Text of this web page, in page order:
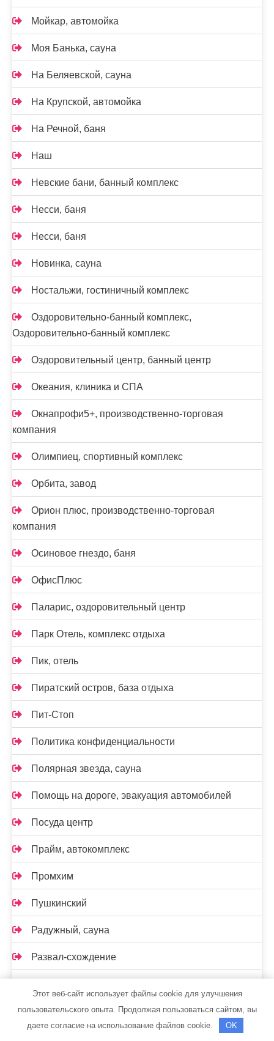
Мойкар, автомойка
Моя Банька, сауна
На Беляевской, сауна
На Крупской, автомойка
На Речной, баня
Наш
Невские бани, банный комплекс
Несси, баня
Несси, баня
Новинка, сауна
Ностальжи, гостиничный комплекс
Оздоровительно-банный комплекс,
Оздоровительно-банный комплекс
Оздоровительный центр, банный центр
Океания, клиника и СПА
Окнапрофи5+, производственно-торговая
компания
Олимпиец, спортивный комплекс
Орбита, завод
Орион плюс, производственно-торговая
компания
Осиновое гнездо, баня
ОфисПлюс
Паларис, оздоровительный центр
Парк Отель, комплекс отдыха
Пик, отель
Пиратский остров, база отдыха
Пит-Стоп
Политика конфиденциальности
Полярная звезда, сауна
Помощь на дороге, эвакуация автомобилей
Посуда центр
Прайм, автокомплекс
Промхим
Пушкинский
Радужный, сауна
Развал-схождение
Ремавто
Этот веб-сайт использует файлы cookie для улучшения
пользовательского опыта. Продолжая пользоваться сайтом, вы
даете согласие на использование файлов cookie.
OK